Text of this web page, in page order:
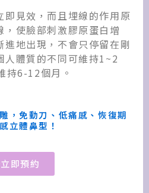
即見效，而且埋線的作用原
使臉部刺激膠原蛋白增
地出現，不會只停留在剛
人體質的不同可維持1~2
持6-12個月。
，免動刀、低痛感、恢復期
立體鼻型！
立即預約